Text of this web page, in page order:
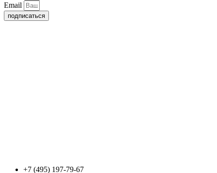
Email
подписаться
+7 (495) 197-79-67